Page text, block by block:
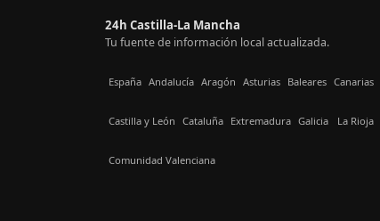
24h Castilla-La Mancha
Tu fuente de información local actualizada.
España Andalucía Aragón Asturias Baleares Canarias
Castilla y León Cataluña Extremadura Galicia La Rioja
Comunidad Valenciana